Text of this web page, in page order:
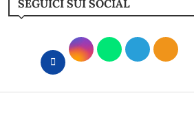
SEGUICI SUI SOCIAL